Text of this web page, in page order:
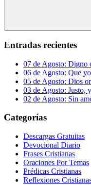
Entradas recientes
07 de Agosto: Digno
06 de Agosto: Que
05 de Agosto: Dios
03 de Agosto: Justo,
02 de Agosto: Sin
Categorías
Descargas Gratuitas
Devocional Diario
Frases Cristianas
Oraciones Por Temas
Prédicas Cristianas
Reflexiones